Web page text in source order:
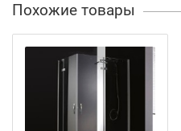
Похожие товары